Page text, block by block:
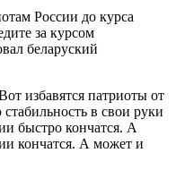
России до курса
за курсом
беларуский
избавятся патриоты от
в свои руки
быстро кончатся. А
кончатся. А может и